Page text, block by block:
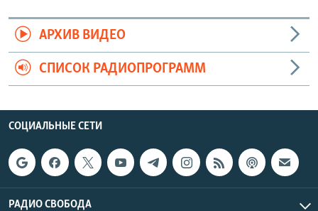
АРХИВ ВИДЕО
СПИСОК РАДИОПРОГРАММ
СОЦИАЛЬНЫЕ СЕТИ
РАДИО СВОБОДА